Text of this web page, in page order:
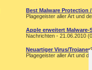
Best Malware Protection
Plagegeister aller Art und
Apple erweitert Malware-
Nachrichten - 21.06.2010
Neuartiger Virus/
Plagegeister aller Art und